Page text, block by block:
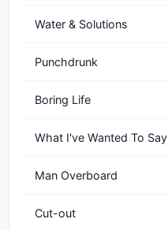
Water & Solutions
Punchdrunk
Boring Life
What I've Wanted To Say
Man Overboard
Cut-out